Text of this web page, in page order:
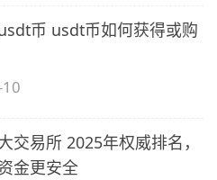
币 usdt币如何获得或购
交易所 2025年权威排名，
金更安全